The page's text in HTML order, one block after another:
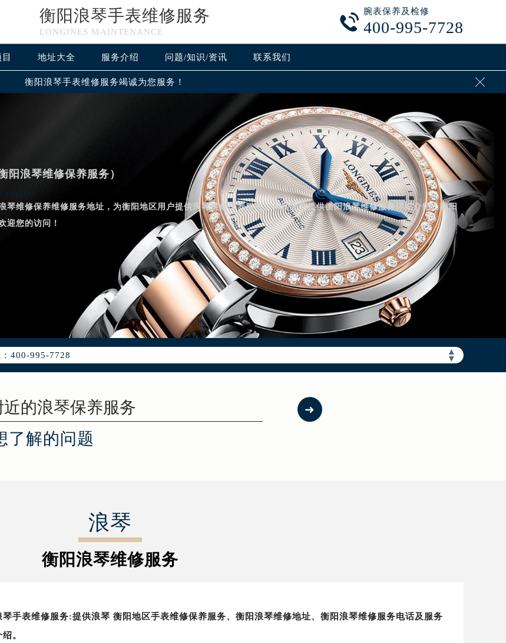
衡阳浪琴手表维修服务
LONGINES MAINTENANCE

腕表保养及检修
400-995-7728
地址大全 服务介绍 问题/知识/资讯 联系我们
衡阳浪琴手表维修服务竭诚为您服务！ 
阳浪琴维修保养服务）
center
琴维修保养维修服务地址，为衡阳地区用户提供浪琴维修保养服务。本站为您提供衡阳浪琴维修服务详细介绍、衡阳
迎您的访问！
▲
▼
400-995-7728
务覆盖中国大陆、香港、澳门、台湾全部区域（非大陆需加拨“+86”）
座6层602室（需提前预约）
写字楼26层2603室（需提前预约）
层3705室（需提前预约）
楼18层1803室（需提前预约）
1号楼16层1604室（需提前预约）
塔写字楼（华润万象城）17层1706室（需提前预约）
楼20层2009室（需提前预约）
字楼8层805室（需提前预约）
写字楼A座13层1304室（需提前预约）
了解的问题
浪琴
衡阳浪琴维修服务
琴手表维修服务:提供浪琴 衡阳地区手表维修保养服务、衡阳浪琴维修地址、衡阳浪琴维修服务电话及服务
。